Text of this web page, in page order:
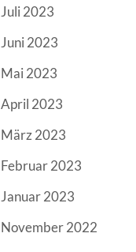
Juli 2023
Juni 2023
Mai 2023
April 2023
März 2023
Februar 2023
Januar 2023
November 2022